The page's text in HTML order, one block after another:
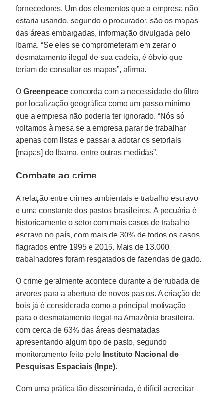
fornecedores. Um dos elementos que a empresa não
estaria usando, segundo o procurador, são os mapas
das áreas embargadas, informação divulgada pelo
Ibama. “Se eles se comprometeram em zerar o
desmatamento ilegal de sua cadeia, é óbvio que
teriam de consultar os mapas”, afirma.
OGreenpeace concorda com a necessidade do filtro
por localização geográfica como um passo mínimo
que a empresa não poderia ter ignorado. “Nós só
voltamos à mesa se a empresa parar de trabalhar
apenas com listas e passar a adotar os setoriais
[mapas] do Ibama, entre outras medidas”.
Combate ao crime
A relação entre crimes ambientais e trabalho escravo
é uma constante dos pastos brasileiros. A pecuária é
historicamente o setor com mais casos de trabalho
escravo no país, com mais de 30% de todos os casos
flagrados entre 1995 e 2016. Mais de 13.000
trabalhadores foram resgatados de fazendas de gado.
O crime geralmente acontece durante a derrubada de
árvores para a abertura de novos pastos. A criação de
bois já é considerada como a principal motivação
para o desmatamento ilegal na Amazônia brasileira,
com cerca de 63% das áreas desmatadas
apresentando algum tipo de pasto, segundo
monitoramento feito pelo Instituto Nacional de
Pesquisas Espaciais (Inpe).
Com uma prática tão disseminada, é difícil acreditar